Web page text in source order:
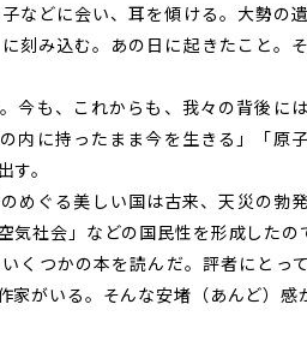
などに会い、耳を傾ける。大勢の
刻み込む。あの日に起きたこと。
今も、これからも、我々の背後に
内に持ったまま今を生きる」「原
。
めぐる美しい国は古来、天災の勃
気社会」などの国民性を形成した
くつかの本を読んだ。評者にとっ
がいる。そんな安堵（あんど）感